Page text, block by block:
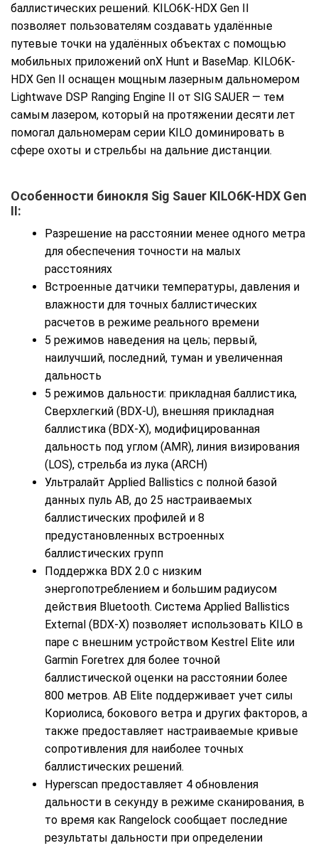
баллистических решений. KILO6K-HDX Gen II
позволяет пользователям создавать удалённые
путевые точки на удалённых объектах с помощью
мобильных приложений onX Hunt и BaseMap. KILO6K-
HDX Gen II оснащен мощным лазерным дальномером
Lightwave DSP Ranging Engine II от SIG SAUER — тем
самым лазером, который на протяжении десяти лет
помогал дальномерам серии KILO доминировать в
сфере охоты и стрельбы на дальние дистанции.
Особенности бинокля Sig Sauer KILO6K-HDX Gen
II:
Разрешение на расстоянии менее одного метра
для обеспечения точности на малых
расстояниях
Встроенные датчики температуры, давления и
влажности для точных баллистических
расчетов в режиме реального времени
5 режимов наведения на цель; первый,
наилучший, последний, туман и увеличенная
дальность
5 режимов дальности: прикладная баллистика,
Сверхлегкий (BDX-U), внешняя прикладная
баллистика (BDX-X), модифицированная
дальность под углом (AMR), линия визирования
(LOS), стрельба из лука (ARCH)
Ультралайт Applied Ballistics с полной базой
данных пуль AB, до 25 настраиваемых
баллистических профилей и 8
предустановленных встроенных
баллистических групп
Поддержка BDX 2.0 с низким
энергопотреблением и большим радиусом
действия Bluetooth. Система Applied Ballistics
External (BDX-X) позволяет использовать KILO в
паре с внешним устройством Kestrel Elite или
Garmin Foretrex для более точной
баллистической оценки на расстоянии более
800 метров. AB Elite поддерживает учет силы
Кориолиса, бокового ветра и других факторов, а
также предоставляет настраиваемые кривые
сопротивления для наиболее точных
баллистических решений.
Hyperscan предоставляет 4 обновления
дальности в секунду в режиме сканирования, в
то время как Rangelock сообщает последние
результаты дальности при определении